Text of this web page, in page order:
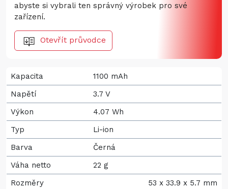
abyste si vybrali ten správný výrobek pro své
zařízení.
Otevřít průvodce
Kapacita
1100 mAh
Napětí
3.7 V
Výkon
4.07 Wh
Typ
Li-ion
Barva
Černá
Váha netto
22 g
Rozměry
53 x 33.9 x 5.7 mm